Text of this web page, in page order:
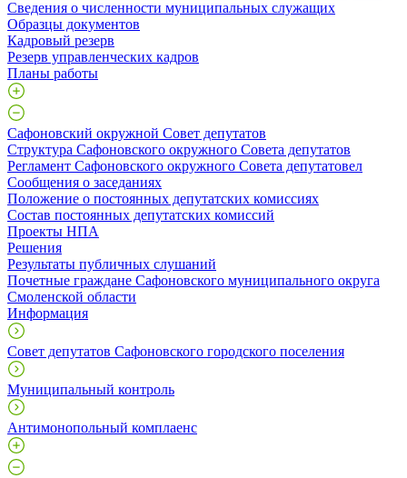
Сведения о численности муниципальных служащих
Образцы документов
Кадровый резерв
Резерв управленческих кадров
Планы работы
Сафоновский окружной Совет депутатов
Структура Сафоновского окружного Совета депутатов
Регламент Сафоновского окружного Совета депутатовел
Сообщения о заседаниях
Положение о постоянных депутатских комиссиях
Состав постоянных депутатских комиссий
Проекты НПА
Решения
Результаты публичных слушаний
Почетные граждане Сафоновского муниципального округа
Смоленской области
Информация
Совет депутатов Сафоновского городского поселения
Муниципальный контроль
Антимонопольный комплаенс